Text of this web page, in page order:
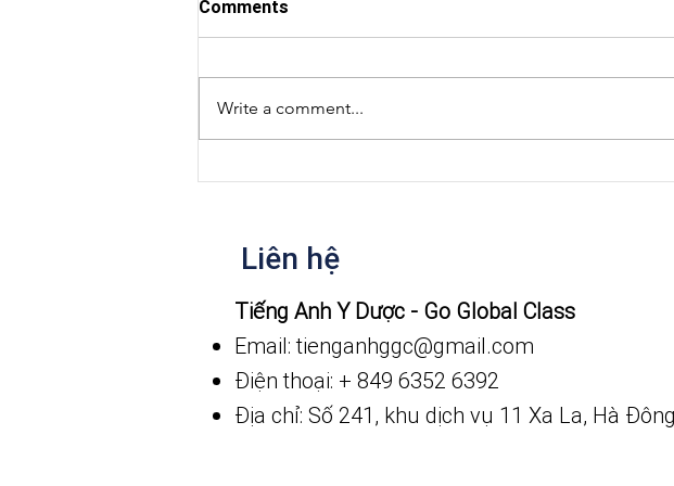
Comments
Write a comment...
Liên hệ
​Tiếng Anh Y Dược - Go Global Class
Email: tienganhggc@gmail.com
Điện thoại: + 849 6352 6392
Địa chỉ: Số 241, khu dịch vụ 11 Xa La, Hà